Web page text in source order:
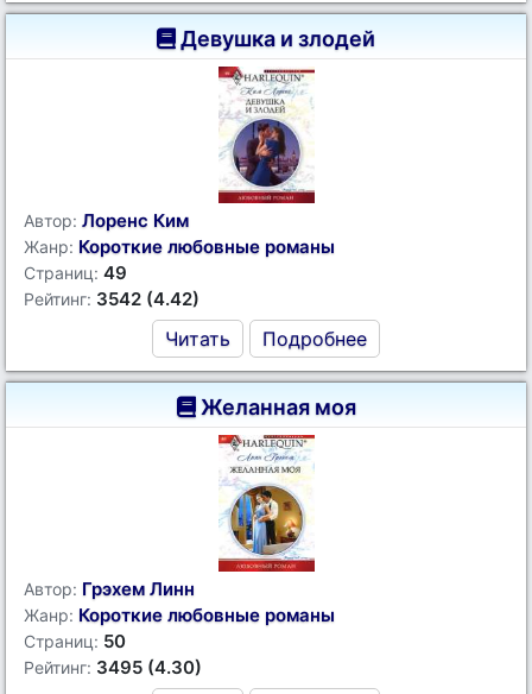
Девушка и злодей
Автор: Лоренс Ким
Жанр: Короткие любовные романы
Страниц: 49
Рейтинг: 3542 (4.42)
Читать Подробнее
Желанная моя
Автор: Грэхем Линн
Жанр: Короткие любовные романы
Страниц: 50
Рейтинг: 3495 (4.30)